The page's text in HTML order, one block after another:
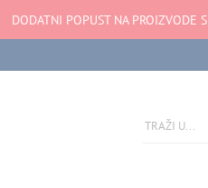
DODATNI POPUST NA PROIZVODE